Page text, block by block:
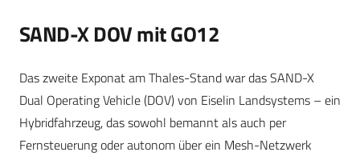
SAND-X DOV mit GO12
Das zweite Exponat am Thales-Stand war das SAND-X
Dual Operating Vehicle (DOV) von Eiselin Landsystems – ein
Hybridfahrzeug, das sowohl bemannt als auch per
Fernsteuerung oder autonom über ein Mesh-Netzwerk